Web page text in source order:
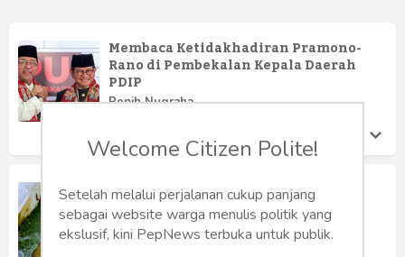
Hankam
Internasional
Humaniora
Sketsa
Membaca Ketidakhadiran Pramono-
Rano di Pembekalan Kepala Daerah
PDIP
Pepih Nugraha
Mencari Pemimpin TTS Masa Depan
Honing Alvianto Bana
Rabu 26 May, 2021
Welcome Citizen Polite!
Setelah melalui perjalanan cukup panjang
sebagai website warga menulis politik yang
ekslusif, kini PepNews terbuka untuk publik.